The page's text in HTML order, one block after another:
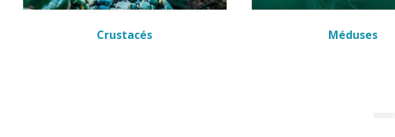
Crustacés Méduses